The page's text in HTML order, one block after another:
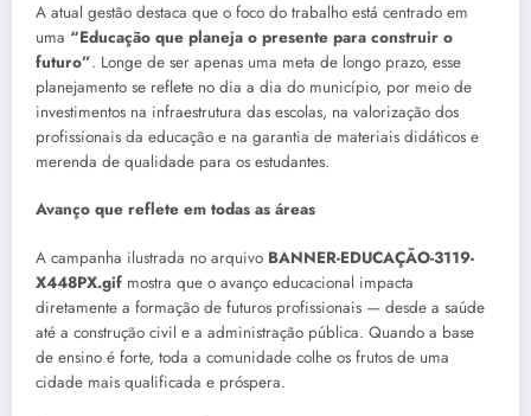
A atual gestão destaca que o foco do trabalho está centrado em
uma “Educação que planeja o presente para construir o
futuro”. Longe de ser apenas uma meta de longo prazo, esse
planejamento se reflete no dia a dia do município, por meio de
investimentos na infraestrutura das escolas, na valorização dos
profissionais da educação e na garantia de materiais didáticos e
merenda de qualidade para os estudantes.
Avanço que reflete em todas as áreas
A campanha ilustrada no arquivo BANNER-EDUCAÇÃO-3119-
X448PX.gif mostra que o avanço educacional impacta
diretamente a formação de futuros profissionais — desde a saúde
até a construção civil e a administração pública. Quando a base
de ensino é forte, toda a comunidade colhe os frutos de uma
cidade mais qualificada e próspera.